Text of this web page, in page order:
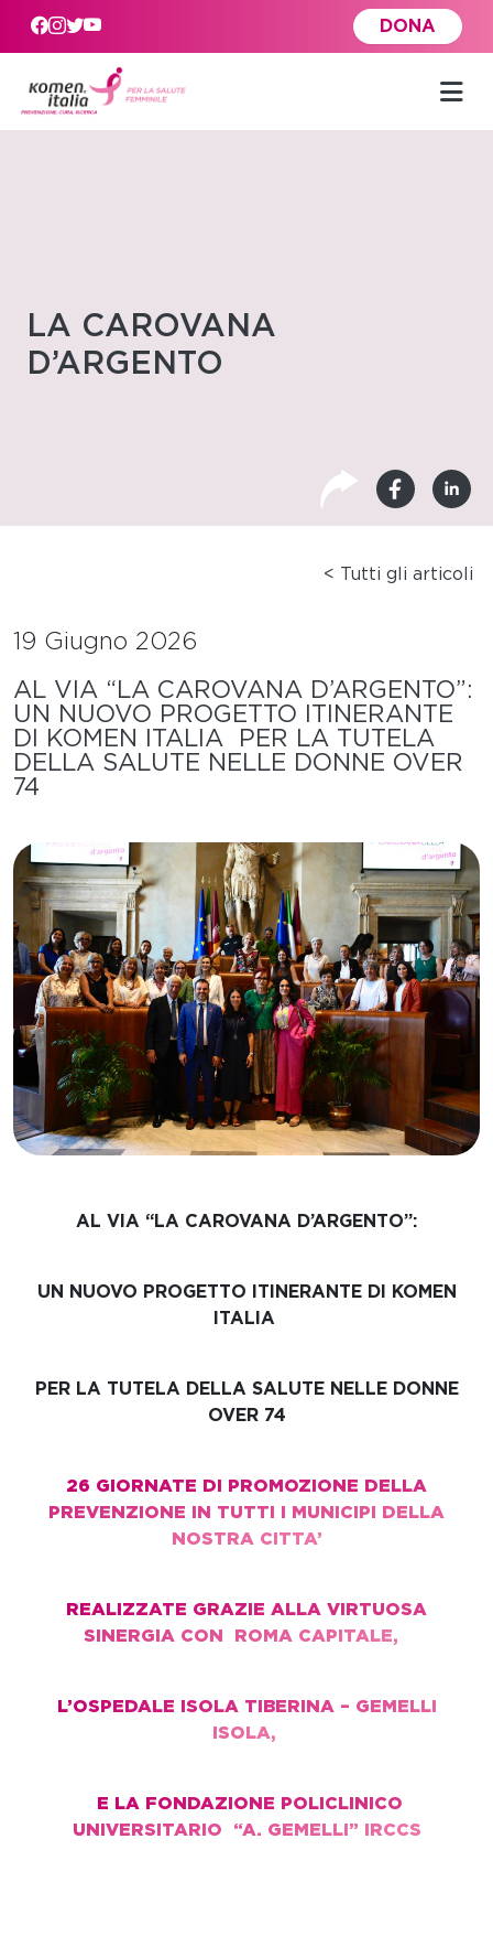
Skip to main content
DONA
LA CAROVANA
D’ARGENTO
< Tutti gli articoli
19 Giugno 2026
AL VIA “LA CAROVANA D’ARGENTO”:
UN NUOVO PROGETTO ITINERANTE
DI KOMEN ITALIA PER LA TUTELA
DELLA SALUTE NELLE DONNE OVER
74
AL VIA “LA CAROVANA D’ARGENTO”:
UN NUOVO PROGETTO ITINERANTE DI KOMEN
ITALIA
PER LA TUTELA DELLA SALUTE NELLE DONNE
OVER 74
26 GIORNATE DI PROMOZIONE DELLA
PREVENZIONE IN TUTTI I MUNICIPI DELLA
NOSTRA CITTA’
REALIZZATE GRAZIE ALLA VIRTUOSA
SINERGIA CON ROMA CAPITALE,
L’OSPEDALE ISOLA TIBERINA – GEMELLI
ISOLA,
E LA FONDAZIONE POLICLINICO
UNIVERSITARIO “A. GEMELLI” IRCCS